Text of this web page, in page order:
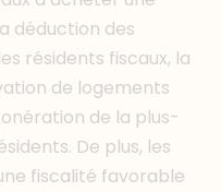
déduction des
résidents fiscaux, la
de logements
de la plus-
De plus, les
fiscalité favorable